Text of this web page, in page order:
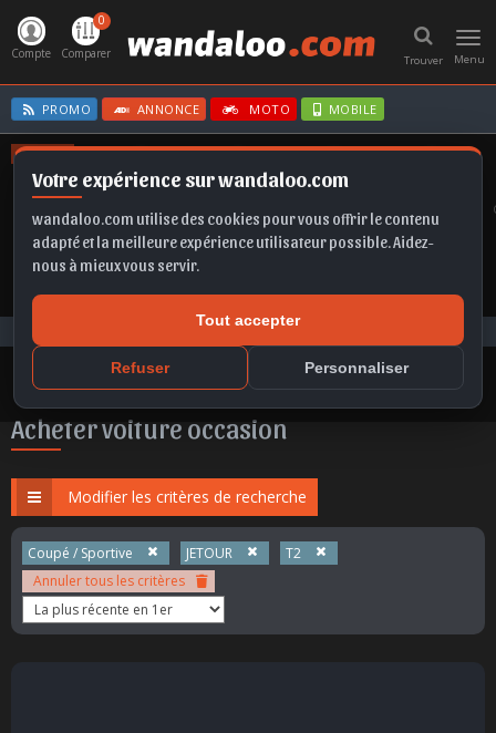
Votre expérience sur wandaloo.com
wandaloo.com utilise des cookies pour vous offrir le contenu
adapté et la meilleure expérience utilisateur possible. Aidez-
nous à mieux vous servir.
Tout accepter
Refuser Personnaliser
Menu
Trouver
Compte
0
Comparer
PROMO ANNONCE MOTO MOBILE
OFFRES
ASTRA T-ROC
Voiture Occasion Maroc Acheter JETOUR T2 occasion au Maroc
Acheter voiture occasion
Modifier les critères de recherche
Coupé / Sportive JETOUR
T2
Annuler tous les critères